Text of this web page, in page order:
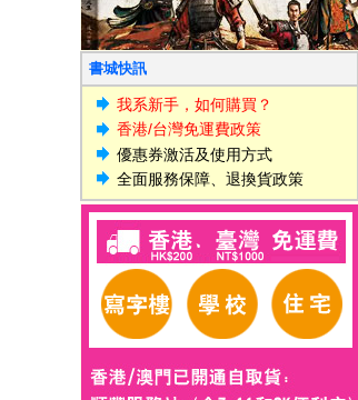
書城快訊
我系新手，如何購買？
香港/台灣免運費政策
優惠券激活及使用方式
全面服務保障、退換貨政策